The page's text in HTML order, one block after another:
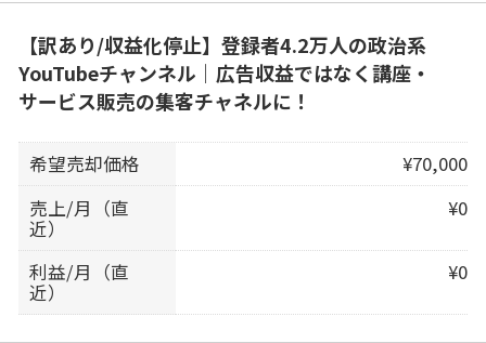
【訳あり/収益化停止】登録者4.2万人の政治系
YouTubeチャンネル｜広告収益ではなく講座・
サービス販売の集客チャネルに！
希望売却価格
¥70,000
売上/月（直
近）
¥0
利益/月（直
近）
¥0